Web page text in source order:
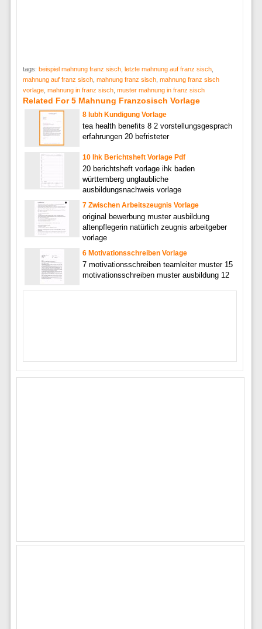
tags: beispiel mahnung franz sisch, letzte mahnung auf franz sisch,
mahnung auf franz sisch, mahnung franz sisch, mahnung franz sisch
vorlage, mahnung in franz sisch, muster mahnung in franz sisch
Related For 5 Mahnung Franzosisch Vorlage
8 Iubh Kundigung Vorlage
tea health benefits 8 2 vorstellungsgesprach
erfahrungen 20 befristeter
10 Ihk Berichtsheft Vorlage Pdf
20 berichtsheft vorlage ihk baden
württemberg unglaubliche
ausbildungsnachweis vorlage
7 Zwischen Arbeitszeugnis Vorlage
original bewerbung muster ausbildung
altenpflegerin natürlich zeugnis arbeitgeber
vorlage
6 Motivationsschreiben Vorlage
7 motivationsschreiben teamleiter muster 15
motivationsschreiben muster ausbildung 12